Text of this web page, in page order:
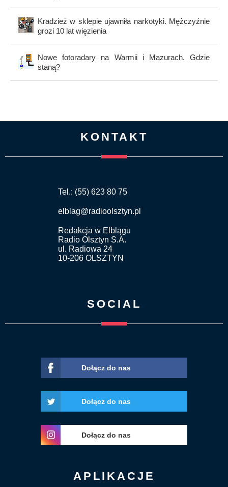
Kradzież w sklepie ujawniła narkotyki. Mężczyźnie
grozi 10 lat więzienia
Nowe fotoradary na Warmii i Mazurach. Gdzie
staną?
KONTAKT
Tel.: (55) 623 80 75
elblag@radioolsztyn.pl
Redakcja w Elblągu
Radio Olsztyn S.A.
ul. Radiowa 24
10-206 OLSZTYN
SOCIAL
Dołącz do nas
Dołącz do nas
Dołącz do nas
APLIKACJE